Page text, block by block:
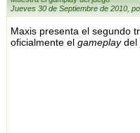
Jueves 30 de Septiembre de 2010,
Maxis presenta el segundo
oficialmente el gameplaydel